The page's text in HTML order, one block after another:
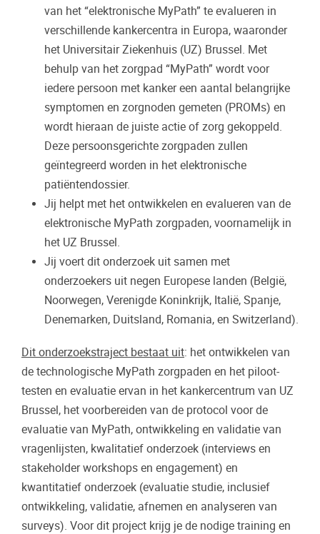
van het “elektronische MyPath” te evalueren in
verschillende kankercentra in Europa, waaronder
het Universitair Ziekenhuis (UZ) Brussel. Met
behulp van het zorgpad “MyPath” wordt voor
iedere persoon met kanker een aantal belangrijke
symptomen en zorgnoden gemeten (PROMs) en
wordt hieraan de juiste actie of zorg gekoppeld.
Deze persoonsgerichte zorgpaden zullen
geïntegreerd worden in het elektronische
patiëntendossier.
Jij helpt met het ontwikkelen en evalueren van de
elektronische MyPath zorgpaden, voornamelijk in
het UZ Brussel.
Jij voert dit onderzoek uit samen met
onderzoekers uit negen Europese landen (België,
Noorwegen, Verenigde Koninkrijk, Italië, Spanje,
Denemarken, Duitsland, Romania, en Switzerland).
Dit onderzoekstraject bestaat uit: het ontwikkelen van
de technologische MyPath zorgpaden en het piloot-
testen en evaluatie ervan in het kankercentrum van UZ
Brussel, het voorbereiden van de protocol voor de
evaluatie van MyPath, ontwikkeling en validatie van
vragenlijsten, kwalitatief onderzoek (interviews en
stakeholder workshops en engagement) en
kwantitatief onderzoek (evaluatie studie, inclusief
ontwikkeling, validatie, afnemen en analyseren van
surveys). Voor dit project krijg je de nodige training en